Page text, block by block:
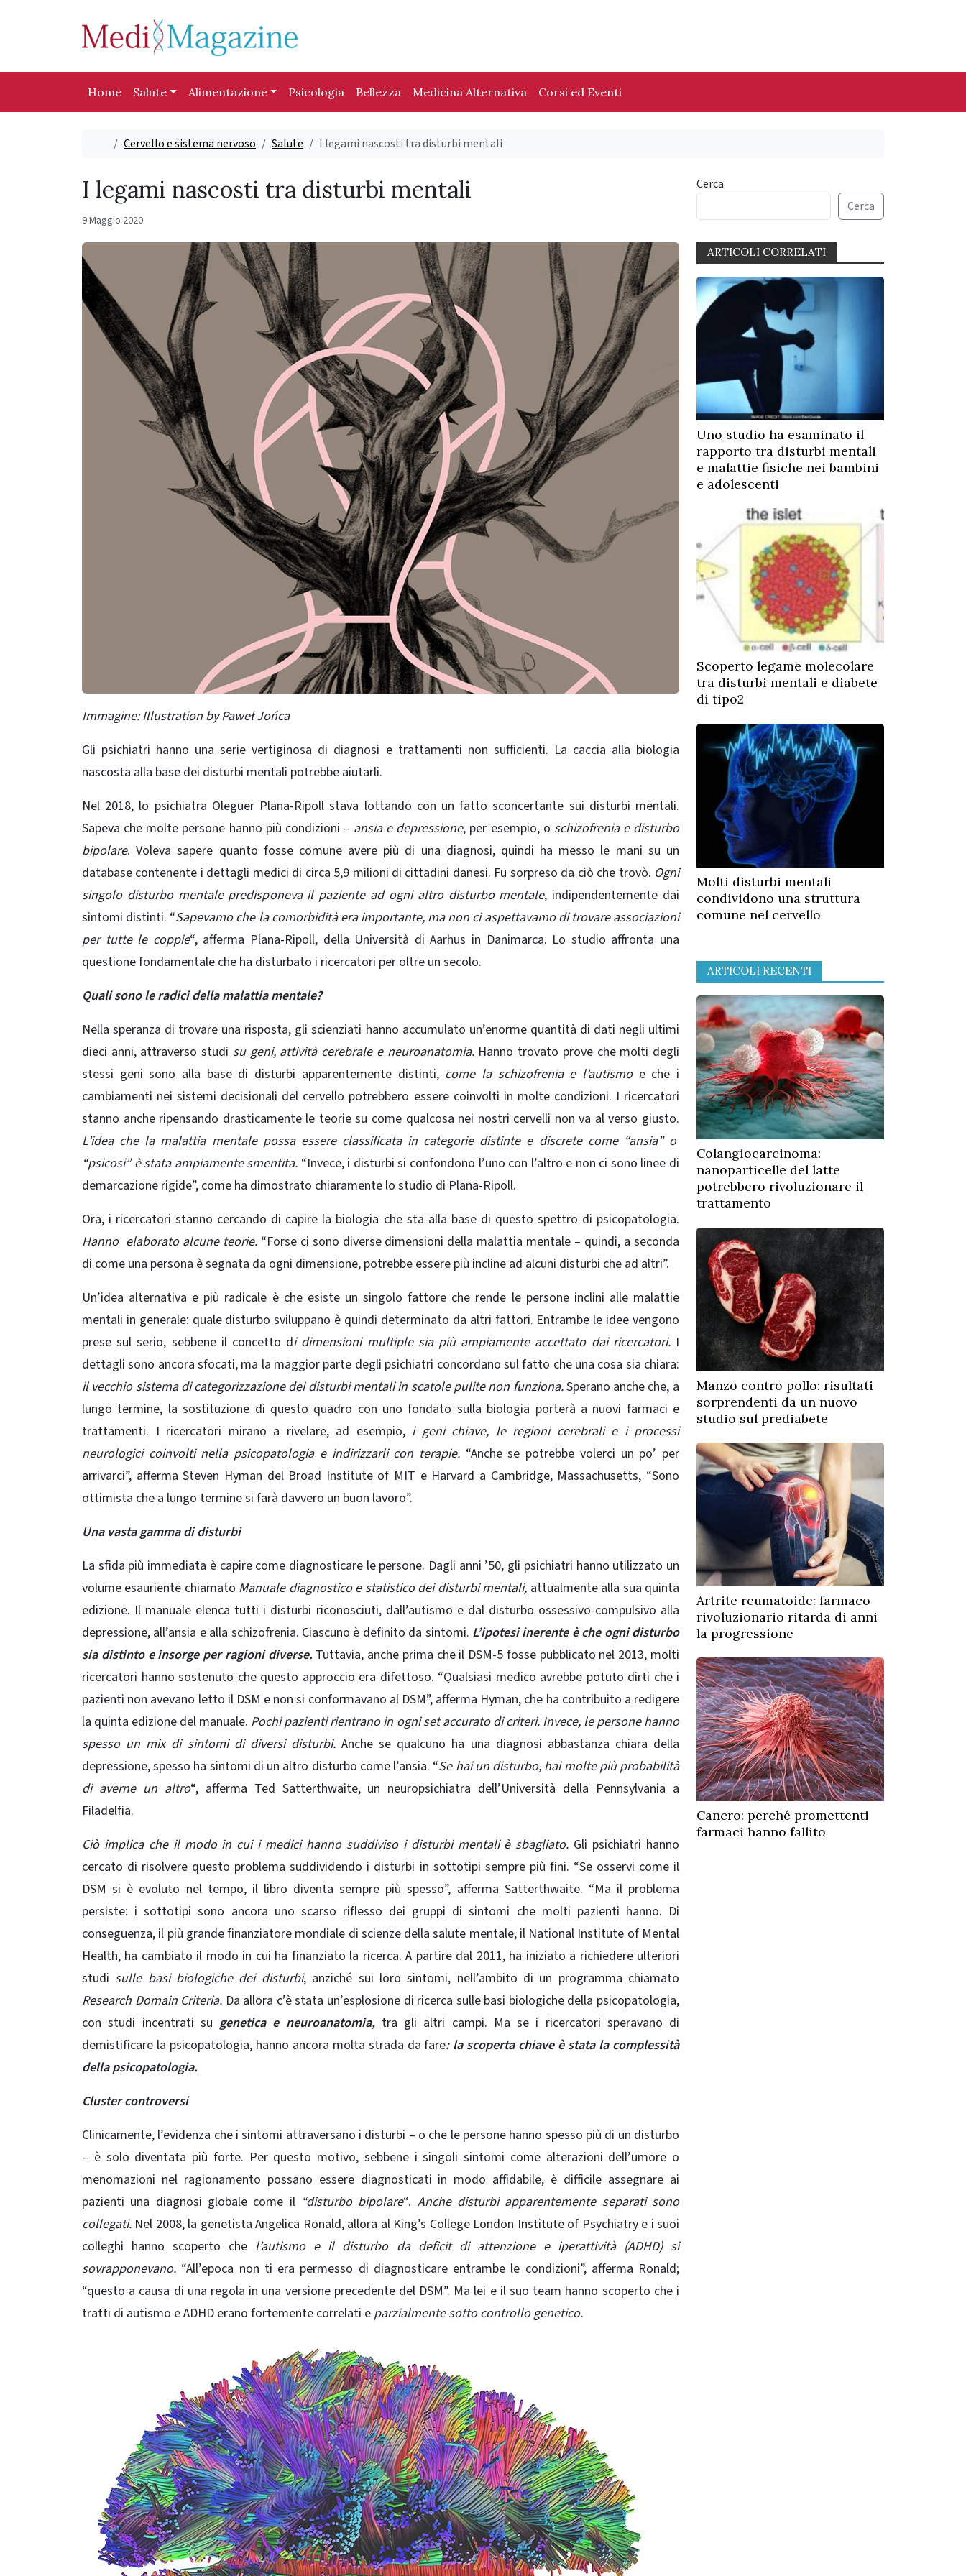
Home Salute Alimentazione Psicologia Bellezza Medicina Alternativa Corsi ed Eventi
Home
Cervello e sistema nervoso Salute I legami nascosti tra disturbi mentali
I legami nascosti tra disturbi mentali
9 Maggio 2020
Immagine: Illustration by Paweł Jońca
Gli psichiatri hanno una serie vertiginosa di diagnosi e trattamenti non sufficienti. La caccia alla biologia
nascosta alla base dei disturbi mentali potrebbe aiutarli.
Nel 2018, lo psichiatra Oleguer Plana-Ripoll stava lottando con un fatto sconcertante sui disturbi mentali.
Sapeva che molte persone hanno più condizioni – ansia e depressione, per esempio, o schizofrenia e disturbo
bipolare. Voleva sapere quanto fosse comune avere più di una diagnosi, quindi ha messo le mani su un
database contenente i dettagli medici di circa 5,9 milioni di cittadini danesi. Fu sorpreso da ciò che trovò. Ogni
singolo disturbo mentale predisponeva il paziente ad ogni altro disturbo mentale, indipendentemente dai
sintomi distinti. “Sapevamo che la comorbidità era importante, ma non ci aspettavamo di trovare associazioni
per tutte le coppie“, afferma Plana-Ripoll, della Università di Aarhus in Danimarca. Lo studio affronta una
questione fondamentale che ha disturbato i ricercatori per oltre un secolo.
Quali sono le radici della malattia mentale?
Nella speranza di trovare una risposta, gli scienziati hanno accumulato un’enorme quantità di dati negli ultimi
dieci anni, attraverso studi su geni, attività cerebrale e neuroanatomia.Hanno trovato prove che molti degli
stessi geni sono alla base di disturbi apparentemente distinti,come la schizofrenia e l’autismoe che i
cambiamenti nei sistemi decisionali del cervello potrebbero essere coinvolti in molte condizioni. I ricercatori
stanno anche ripensando drasticamente le teorie su come qualcosa nei nostri cervelli non va al verso giusto.
L’idea che la malattia mentale possa essere classificata in categorie distinte e discrete come “ansia” o
“psicosi” è stata ampiamente smentita. “Invece, i disturbi si confondono l’uno con l’altro e non ci sono linee di
demarcazione rigide”, come ha dimostrato chiaramente lo studio di Plana-Ripoll.
Ora, i ricercatori stanno cercando di capire la biologia che sta alla base di questo spettro di psicopatologia.
Hanno elaborato alcune teorie.“Forse ci sono diverse dimensioni della malattia mentale – quindi, a seconda
di come una persona è segnata da ogni dimensione, potrebbe essere più incline ad alcuni disturbi che ad altri”.
Un’idea alternativa e più radicale è che esiste un singolo fattore che rende le persone inclini alle malattie
mentali in generale: quale disturbo sviluppano è quindi determinato da altri fattori. Entrambe le idee vengono
prese sul serio, sebbene il concetto di dimensioni multiple sia più ampiamente accettato dai ricercatori. I
dettagli sono ancora sfocati, ma la maggior parte degli psichiatri concordano sul fatto che una cosa sia chiara:
il vecchio sistema di categorizzazione dei disturbi mentali in scatole pulite non funziona.Sperano anche che, a
lungo termine, la sostituzione di questo quadro con uno fondato sulla biologia porterà a nuovi farmaci e
trattamenti. I ricercatori mirano a rivelare, ad esempio, i geni chiave, le regioni cerebrali e i processi
neurologici coinvolti nella psicopatologia e indirizzarli con terapie. “Anche se potrebbe volerci un po’ per
arrivarci”, afferma Steven Hyman del Broad Institute of MIT e Harvard a Cambridge, Massachusetts, “Sono
ottimista che a lungo termine si farà davvero un buon lavoro”.
Una vasta gamma di disturbi
La sfida più immediata è capire come diagnosticare le persone. Dagli anni ’50, gli psichiatri hanno utilizzato un
volume esauriente chiamato Manuale diagnostico e statistico dei disturbi mentali, attualmente alla sua quinta
edizione. Il manuale elenca tutti i disturbi riconosciuti, dall’autismo e dal disturbo ossessivo-compulsivo alla
depressione, all’ansia e alla schizofrenia. Ciascuno è definito da sintomi. L’ipotesi inerente è che ogni disturbo
sia distinto e insorge per ragioni diverse. Tuttavia, anche prima che il DSM-5 fosse pubblicato nel 2013, molti
ricercatori hanno sostenuto che questo approccio era difettoso. “Qualsiasi medico avrebbe potuto dirti che i
pazienti non avevano letto il DSM e non si conformavano al DSM”, afferma Hyman, che ha contribuito a redigere
la quinta edizione del manuale. Pochi pazienti rientrano in ogni set accurato di criteri. Invece, le persone hanno
spesso un mix di sintomi di diversi disturbi.Anche se qualcuno ha una diagnosi abbastanza chiara della
depressione, spesso ha sintomi di un altro disturbo come l’ansia. “Se hai un disturbo, hai molte più probabilità
di averne un altro“, afferma Ted Satterthwaite, un neuropsichiatra dell’Università della Pennsylvania a
Filadelfia.
Ciò implica che il modo in cui i medici hanno suddiviso i disturbi mentali è sbagliato. Gli psichiatri hanno
cercato di risolvere questo problema suddividendo i disturbi in sottotipi sempre più fini. “Se osservi come il
DSM si è evoluto nel tempo, il libro diventa sempre più spesso”, afferma Satterthwaite. “Ma il problema
persiste: i sottotipi sono ancora uno scarso riflesso dei gruppi di sintomi che molti pazienti hanno. Di
conseguenza, il più grande finanziatore mondiale di scienze della salute mentale, il National Institute of Mental
Health, ha cambiato il modo in cui ha finanziato la ricerca. A partire dal 2011, ha iniziato a richiedere ulteriori
studi sulle basi biologiche dei disturbi, anziché sui loro sintomi, nell’ambito di un programma chiamato
Research Domain Criteria. Da allora c’è stata un’esplosione di ricerca sulle basi biologiche della psicopatologia,
con studi incentrati su genetica e neuroanatomia,tra gli altri campi. Ma se i ricercatori speravano di
demistificare la psicopatologia, hanno ancora molta strada da fare: la scoperta chiave è stata la complessità
della psicopatologia.
Cluster controversi
Clinicamente, l’evidenza che i sintomi attraversano i disturbi – o che le persone hanno spesso più di un disturbo
– è solo diventata più forte. Per questo motivo, sebbene i singoli sintomi come alterazioni dell’umore o
menomazioni nel ragionamento possano essere diagnosticati in modo affidabile, è difficile assegnare ai
pazienti una diagnosi globale come il“disturbo bipolare“. Anche disturbi apparentemente separati sono
collegati. Nel 2008, la genetista Angelica Ronald, allora al King’s College London Institute of Psychiatry e i suoi
colleghi hanno scoperto che l’autismo e il disturbo da deficit di attenzione e iperattività (ADHD) si
sovrapponevano. “All’epoca non ti era permesso di diagnosticare entrambe le condizioni”, afferma Ronald;
“questo a causa di una regola in una versione precedente del DSM”. Ma lei e il suo team hanno scoperto che i
tratti di autismo e ADHD erano fortemente correlati e parzialmente sotto controllo genetico.
Cerca
Cerca
ARTICOLI CORRELATI
Uno studio ha esaminato il
rapporto tra disturbi mentali
e malattie fisiche nei bambini
e adolescenti
Scoperto legame molecolare
tra disturbi mentali e diabete
di tipo2
Molti disturbi mentali
condividono una struttura
comune nel cervello
ARTICOLI RECENTI
Colangiocarcinoma:
nanoparticelle del latte
potrebbero rivoluzionare il
trattamento
Manzo contro pollo: risultati
sorprendenti da un nuovo
studio sul prediabete
Artrite reumatoide: farmaco
rivoluzionario ritarda di anni
la progressione
Cancro: perché promettenti
farmaci hanno fallito